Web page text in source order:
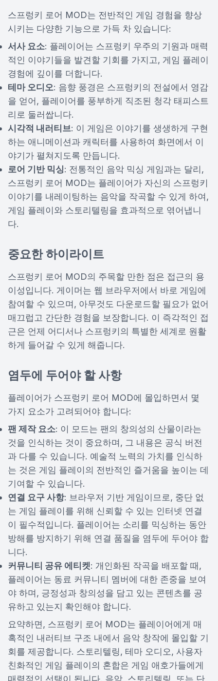
스프렁키 로어 MOD는 전반적인 게임 경험을 향상
시키는 다양한 기능으로 가득 차 있습니다:
서사 요소: 플레이어는 스프렁키 우주의 기원과 매력
적인 이야기들을 발견할 기회를 가지고, 게임 플레이
경험에 깊이를 더합니다.
테마 오디오: 음향 풍경은 스프렁키의 전설에서 영감
을 얻어, 플레이어를 풍부하게 직조된 청각 태피스트
리로 둘러쌉니다.
시각적 내러티브: 이 게임은 이야기를 생생하게 구현
하는 애니메이션과 캐릭터를 사용하여 화면에서 이
야기가 펼쳐지도록 만듭니다.
로어 기반 믹싱: 전통적인 음악 믹싱 게임과는 달리,
스프렁키 로어 MOD는 플레이어가 자신의 스프렁키
이야기를 내레이팅하는 음악을 작곡할 수 있게 하여,
게임 플레이와 스토리텔링을 효과적으로 엮어냅니
다.
중요한 하이라이트
스프렁키 로어 MOD의 주목할 만한 점은 접근의 용
이성입니다. 게이머는 웹 브라우저에서 바로 게임에
참여할 수 있으며, 아무것도 다운로드할 필요가 없어
매끄럽고 간단한 경험을 보장합니다. 이 즉각적인 접
근은 언제 어디서나 스프렁키의 특별한 세계로 원활
하게 들어갈 수 있게 해줍니다.
염두에 두어야 할 사항
플레이어가 스프렁키 로어 MOD에 몰입하면서 몇
가지 요소가 고려되어야 합니다:
팬 제작 요소: 이 모드는 팬의 창의성의 산물이라는
것을 인식하는 것이 중요하며, 그 내용은 공식 버전
과 다를 수 있습니다. 예술적 노력의 가치를 인식하
는 것은 게임 플레이의 전반적인 즐거움을 높이는 데
기여할 수 있습니다.
연결 요구 사항: 브라우저 기반 게임이므로, 중단 없
는 게임 플레이를 위해 신뢰할 수 있는 인터넷 연결
이 필수적입니다. 플레이어는 소리를 믹싱하는 동안
방해를 방지하기 위해 연결 품질을 염두에 두어야 합
니다.
커뮤니티 공유 에티켓: 개인화된 작곡을 배포할 때,
플레이어는 동료 커뮤니티 멤버에 대한 존중을 보여
야 하며, 긍정성과 창의성을 담고 있는 콘텐츠를 공
유하고 있는지 확인해야 합니다.
요약하면, 스프렁키 로어 MOD는 플레이어에게 매
혹적인 내러티브 구조 내에서 음악 창작에 몰입할 기
회를 제공합니다. 스토리텔링, 테마 오디오, 사용자
친화적인 게임 플레이의 혼합은 게임 애호가들에게
매력적인 선택이 됩니다. 음악, 스토리텔링, 또는 단